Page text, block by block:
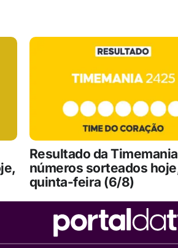
Resultado da
números sorteados
quinta-feira (6/8)